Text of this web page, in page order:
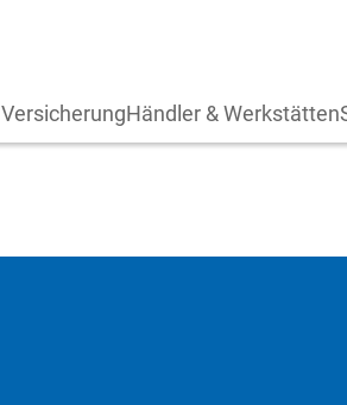
VersicherungHändler & Werkstätten